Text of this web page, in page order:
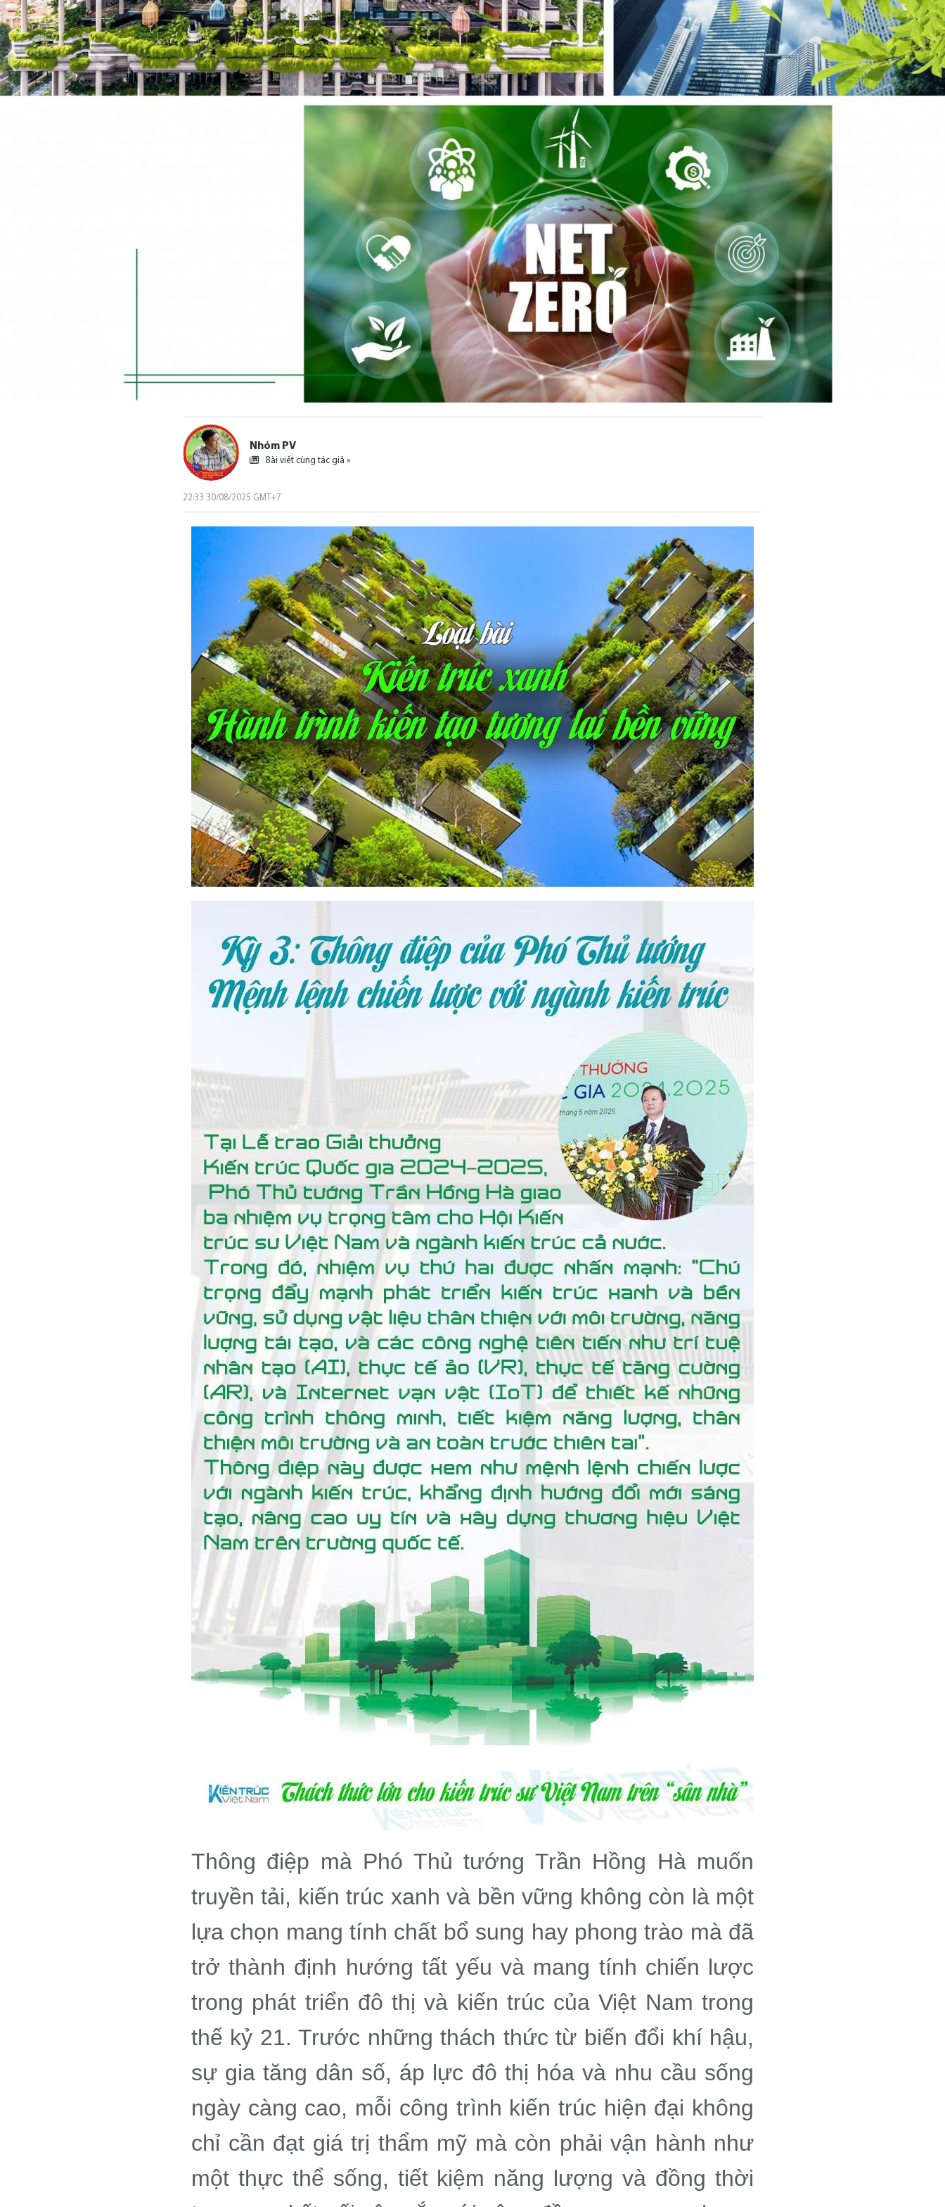
Nhóm PV
Bài viết cùng tác giả »
22:33 30/08/2025 GMT+7
Thông điệp mà Phó Thủ tướng Trần Hồng Hà muốn
truyền tải, kiến trúc xanh và bền vững không còn là một
lựa chọn mang tính chất bổ sung hay phong trào mà đã
trở thành định hướng tất yếu và mang tính chiến lược
trong phát triển đô thị và kiến trúc của Việt Nam trong
thế kỷ 21. Trước những thách thức từ biến đổi khí hậu,
sự gia tăng dân số, áp lực đô thị hóa và nhu cầu sống
ngày càng cao, mỗi công trình kiến trúc hiện đại không
chỉ cần đạt giá trị thẩm mỹ mà còn phải vận hành như
một thực thể sống, tiết kiệm năng lượng và đồng thời